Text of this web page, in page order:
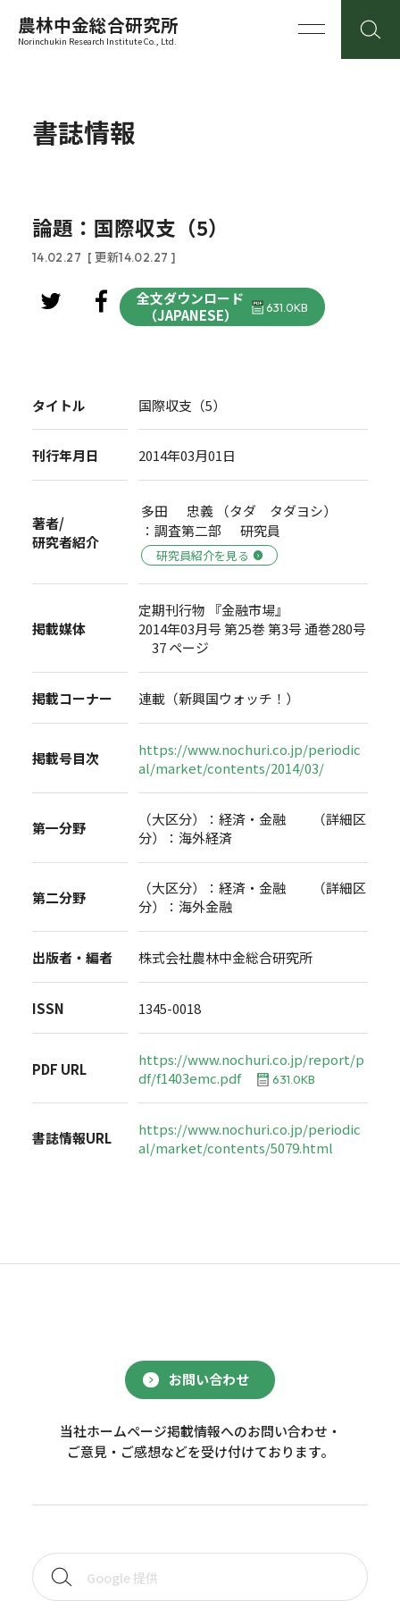
農林中金総合研究所
Norinchukin Research Institute Co., Ltd.
書誌情報
論題：国際収支（5）
14.02.27 [ 更新14.02.27 ]
全文ダウンロード
（JAPANESE）
631.0KB
タイトル 国際収支（5）
刊行年月日 2014年03月01日
著者/
研究者紹介
多田 忠義 （タダ タダヨシ）
：調査第二部 研究員
研究員紹介を見る
掲載媒体
定期刊行物 『金融市場』
2014年03月号 第25巻 第3号 通巻280号
37 ページ
掲載コーナー 連載（新興国ウォッチ！）
掲載号目次
https://www.nochuri.co.jp/periodic
al/market/contents/2014/03/
第一分野
（大区分）：経済・金融 （詳細区
分）：海外経済
第二分野
（大区分）：経済・金融 （詳細区
分）：海外金融
出版者・編者 株式会社農林中金総合研究所
ISSN 1345-0018
PDF URL
https://www.nochuri.co.jp/report/p
df/f1403emc.pdf
631.0KB
書誌情報URL
https://www.nochuri.co.jp/periodic
al/market/contents/5079.html
お問い合わせ
当社ホームページ掲載情報へのお問い合わせ・
ご意見・ご感想などを受け付けております。